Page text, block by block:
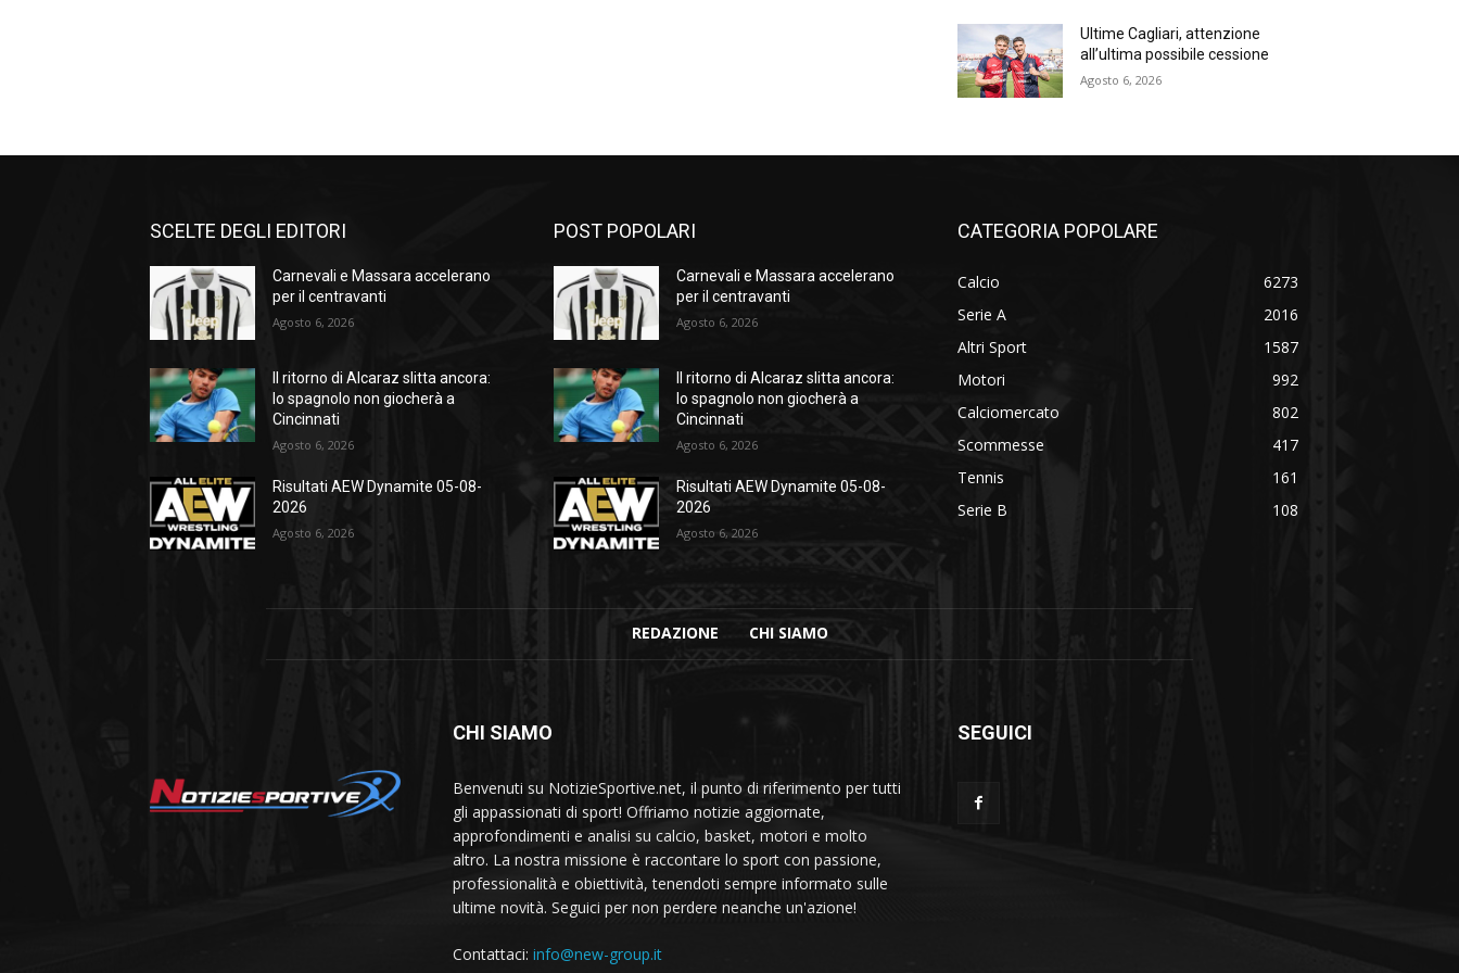
Ultime Cagliari, attenzione
all’ultima possibile cessione
Agosto 6, 2026
SCELTE DEGLI EDITORI
Carnevali e Massara accelerano
per il centravanti
Agosto 6, 2026
Il ritorno di Alcaraz slitta ancora:
lo spagnolo non giocherà a
Cincinnati
Agosto 6, 2026
Risultati AEW Dynamite 05-08-
2026
Agosto 6, 2026
POST POPOLARI
Carnevali e Massara accelerano
per il centravanti
Agosto 6, 2026
Il ritorno di Alcaraz slitta ancora:
lo spagnolo non giocherà a
Cincinnati
Agosto 6, 2026
Risultati AEW Dynamite 05-08-
2026
Agosto 6, 2026
CATEGORIA POPOLARE
Calcio
6273
Serie A
2016
Altri Sport
1587
Motori
992
Calciomercato
802
Scommesse
417
Tennis
161
Serie B
108
REDAZIONE CHI SIAMO
CHI SIAMO
Benvenuti su NotizieSportive.net, il punto di riferimento per tutti
gli appassionati di sport! Offriamo notizie aggiornate,
approfondimenti e analisi su calcio, basket, motori e molto
altro. La nostra missione è raccontare lo sport con passione,
professionalità e obiettività, tenendoti sempre informato sulle
ultime novità. Seguici per non perdere neanche un'azione!
Contattaci: info@new-group.it
SEGUICI